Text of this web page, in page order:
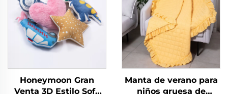
Honeymoon Gran
Venta 3D Estilo Sofá
Manta de verano para
niños gruesa de